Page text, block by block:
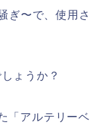
ぎ〜で、使用さ
ょうか？
「アルテリーベ